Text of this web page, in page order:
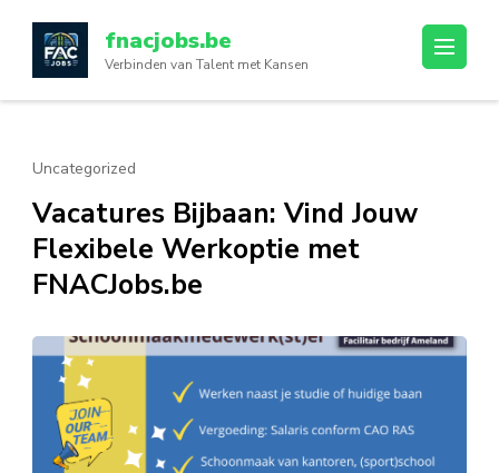
inhoud
(druk
enter)
fnacjobs.be
Verbinden van Talent met Kansen
Uncategorized
Vacatures Bijbaan: Vind Jouw
Flexibele Werkoptie met
FNACJobs.be